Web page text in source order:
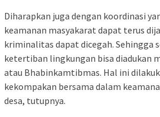
Diharapkan juga dengan koordinasi
keamanan masyakarat dapat terus
kriminalitas dapat dicegah. Sehingga
ketertiban lingkungan bisa diadukan
atau Bhabinkamtibmas. Hal ini
kekompakan bersama dalam
desa, tutupnya.